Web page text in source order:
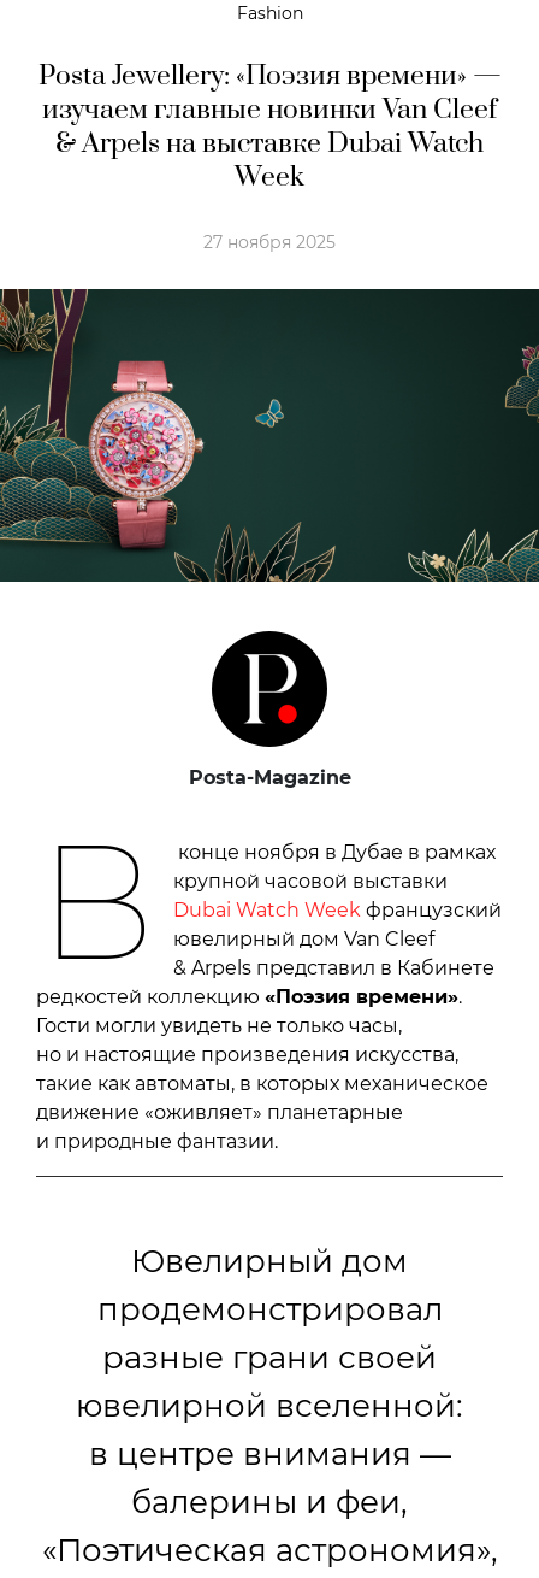
Fashion
Posta Jewellery: «Поэзия времени» —
изучаем главные новинки Van Cleef
& Arpels на выставке Dubai Watch
Week
27 ноября 2025
Posta-Magazine
В
конце ноября в Дубае в рамках
крупной часовой выставки
Dubai Watch Week французский
ювелирный дом Van Cleef
& Arpels представил в Кабинете
редкостей коллекцию «Поэзия времени».
Гости могли увидеть не только часы,
но и настоящие произведения искусства,
такие как автоматы, в которых механическое
движение «оживляет» планетарные
и природные фантазии.
Ювелирный дом
продемонстрировал
разные грани своей
ювелирной вселенной:
в центре внимания —
балерины и феи,
«Поэтическая астрономия»,